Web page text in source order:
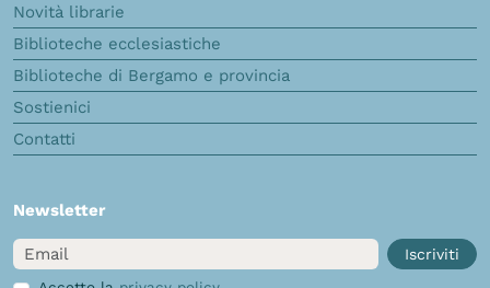
Novità librarie
Biblioteche ecclesiastiche
Biblioteche di Bergamo e provincia
Sostienici
Contatti
Newsletter
Email
Iscriviti